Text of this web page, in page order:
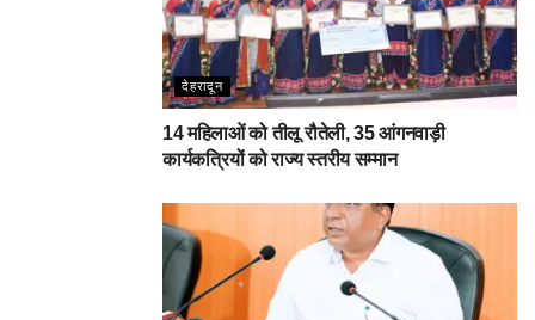
देहरादून
14 महिलाओं को तीलू रौतेली, 35 आंगनवाड़ी
कार्यकत्रियों को राज्य स्तरीय सम्मान